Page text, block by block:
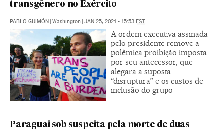
transgênero no Exército
PABLO GUIMÓN Washington JAN 25, 2021 - 15:53 EST
A ordem executiva assinada
pelo presidente remove a
polêmica proibição imposta
por seu antecessor, que
alegara a suposta
“disruptura” e os custos de
inclusão do grupo
Paraguai sob suspeita pela morte de duas